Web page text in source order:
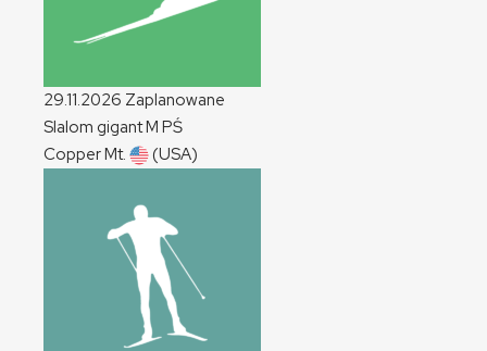
29.11.2026 Zaplanowane
Slalom gigantM PŚ
Copper Mt.
(USA)